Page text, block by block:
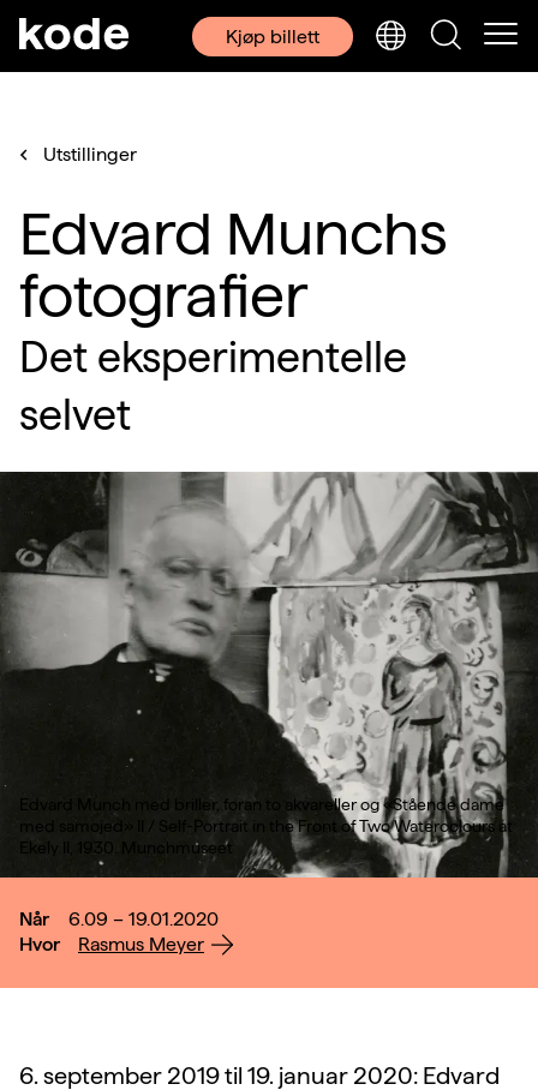
Kjøp billett
Utstillinger
Edvard Munchs
fotografier
Det eksperimentelle
selvet
Edvard Munch med briller, foran to akvareller og «Stående dame
med samojed» II / Self-Portrait in the Front of Two Watercolours at
Ekely II, 1930. Munchmuseet
Når
6.09 – 19.01.2020
Hvor
Rasmus Meyer
6. september 2019 til 19. januar 2020: Edvard